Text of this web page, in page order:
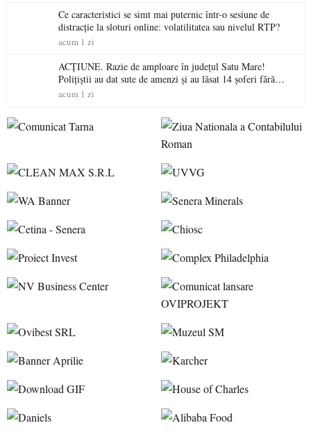
Ce caracteristici se simt mai puternic într-o sesiune de
distracție la sloturi online: volatilitatea sau nivelul RTP?
acum 1 zi
ACȚIUNE. Razie de amploare în județul Satu Mare!
Polițiștii au dat sute de amenzi și au lăsat 14 șoferi fără
permis într-o singură zi
acum 1 zi